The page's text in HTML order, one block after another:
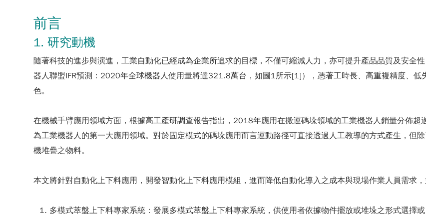
前言
1. 研究動機
隨著科技的進步與演進，工業自動化已經成為企業所追求的目標，不僅可縮減人力，亦可提升產品品質及安全
器人聯盟IFR預測：2020年全球機器人使用量將達321.8萬台，如圖1所示[1]），憑著工時長、高重複精度、
色。
在機械手臂應用領域方面，根據高工產研調查報告指出，2018年應用在搬運碼垛領域的工業機器人銷量分佈
為工業機器人的第一大應用領域。對於固定模式的碼垛應用而言運動路徑可直接透過人工教導的方式產生，但
機堆疊之物料。
本文將針對自動化上下料應用，開發智動化上下料應用模組，進而降低自動化導入之成本與現場作業人員需求
多模式萃盤上下料專家系統：發展多模式萃盤上下料專家系統，供使用者依據物件擺放或堆垛之形式選擇